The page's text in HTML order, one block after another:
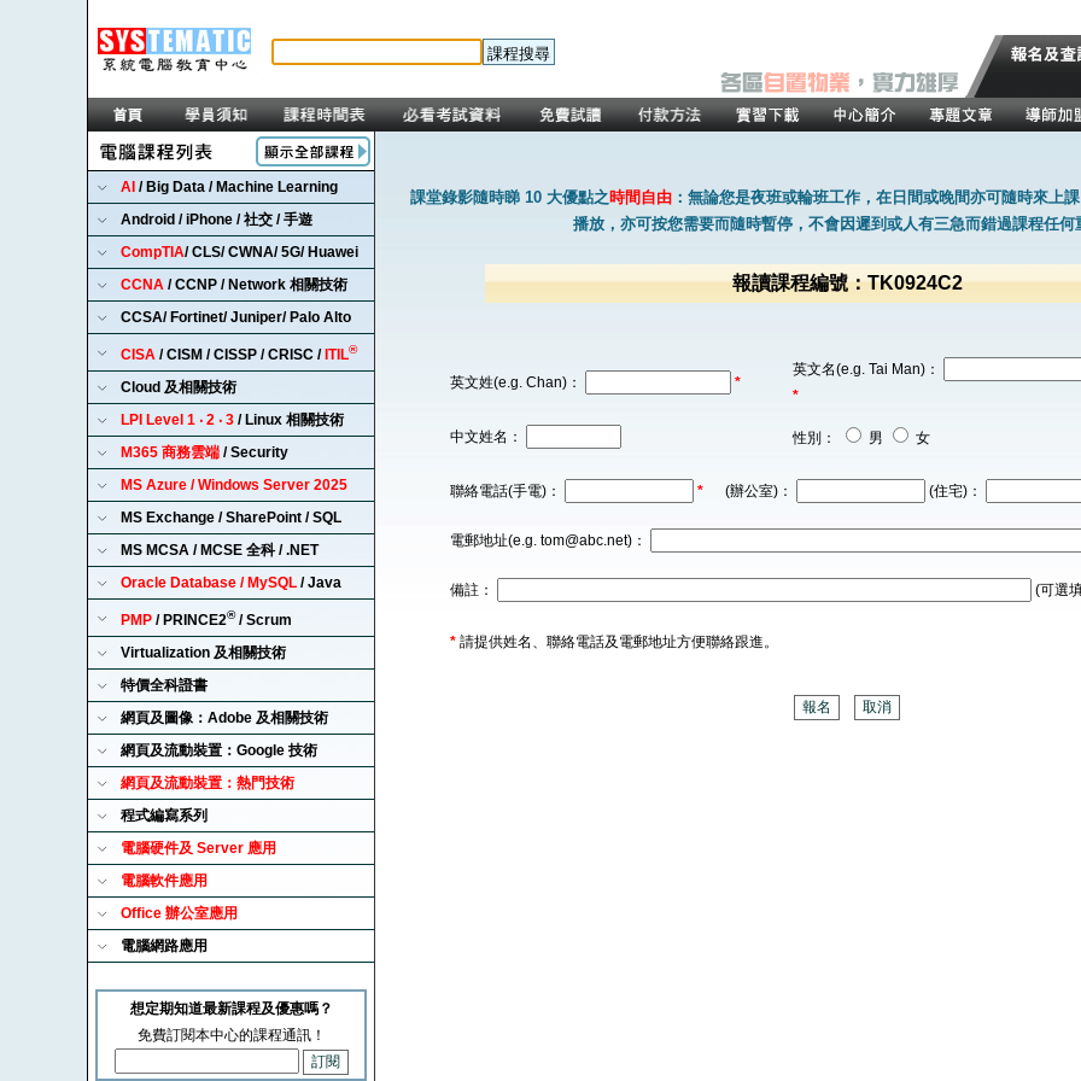
AI / Big Data / Machine Learning
Android / iPhone / 社交 / 手遊
CompTIA/ CLS/ CWNA/ 5G/ Huawei
CCNA / CCNP / Network 相關技術
CCSA/ Fortinet/ Juniper/ Palo Alto
CISA / CISM / CISSP / CRISC / ITIL®
Cloud 及相關技術
LPI Level 1 ‧ 2 ‧ 3 / Linux 相關技術
M365 商務雲端 / Security
MS Azure / Windows Server 2025
MS Exchange / SharePoint / SQL
MS MCSA / MCSE 全科 / .NET
Oracle Database / MySQL / Java
PMP / PRINCE2®/ Scrum
Virtualization 及相關技術
特價全科證書
網頁及圖像：Adobe 及相關技術
網頁及流動裝置：Google 技術
網頁及流動裝置：熱門技術
程式編寫系列
電腦硬件及 Server 應用
電腦軟件應用
Office 辦公室應用
電腦網路應用
想定期知道最新課程及優惠嗎？
免費訂閱本中心的課程通訊！
課堂錄影隨時睇 10 大優點之時間自由 ：無論您是夜班或輪班工作，在日間或晚間亦可隨時來上
播放，亦可按您需要而隨時暫停，不會因遲到或人有三急而錯過課程任何
報讀課程編號：TK0924C2
英文姓(e.g. Chan)： *
英文名(e.g. Tai Man)：
*
中文姓名： 性別： 男 女
聯絡電話(手電)： * (辦公室)： (住宅)：
電郵地址(e.g. tom@abc.net)：
備註： (可選
* 請提供姓名、聯絡電話及電郵地址方便聯絡跟進。